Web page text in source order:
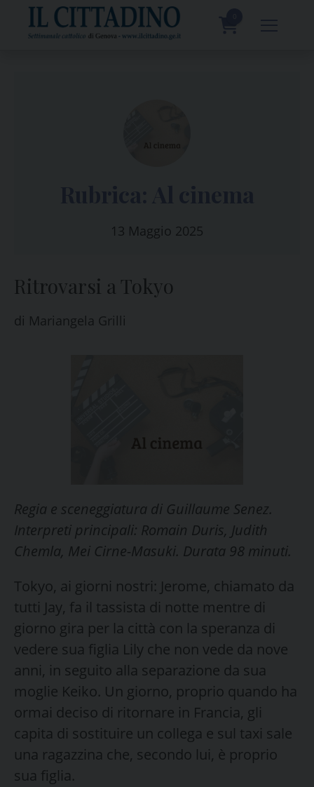
content
13 Maggio 2025
Ritrovarsi a Tokyo
di Mariangela Grilli
Regia e sceneggiatura di Guillaume Senez.
Interpreti principali: Romain Duris, Judith
Chemla, Mei Cirne-Masuki. Durata 98 minuti.
Tokyo, ai giorni nostri: Jerome, chiamato da
tutti Jay, fa il tassista di notte mentre di
giorno gira per la città con la speranza di
vedere sua figlia Lily che non vede da nove
anni, in seguito alla separazione da sua
moglie Keiko. Un giorno, proprio quando ha
ormai deciso di ritornare in Francia, gli
capita di sostituire un collega e sul taxi sale
una ragazzina che, secondo lui, è proprio
sua figlia.